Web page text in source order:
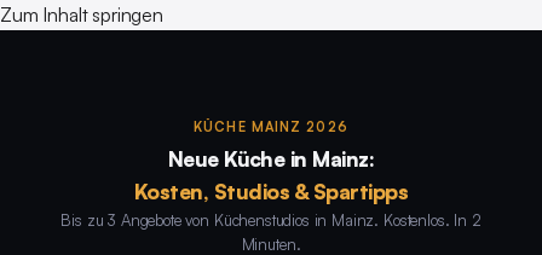
Zum Inhalt springen
KÜCHE MAINZ 2026
Neue Küche in Mainz:
Kosten, Studios & Spartipps
Bis zu 3 Angebote von Küchenstudios in Mainz. Kostenlos. In 2
Minuten.